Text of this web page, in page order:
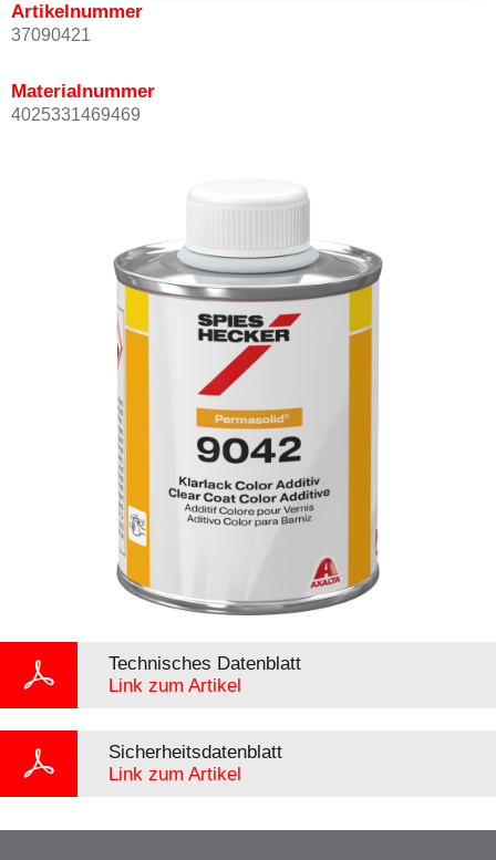
Artikelnummer
37090421
Materialnummer
4025331469469
Technisches Datenblatt
Link zum Artikel
Sicherheitsdatenblatt
Link zum Artikel